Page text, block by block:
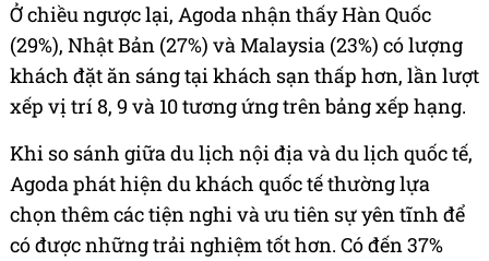
Ở chiều ngược lại, Agoda nhận thấy Hàn Quốc
(29%), Nhật Bản (27%) và Malaysia (23%) có lượng
khách đặt ăn sáng tại khách sạn thấp hơn, lần lượt
xếp vị trí 8, 9 và 10 tương ứng trên bảng xếp hạng.
Khi so sánh giữa du lịch nội địa và du lịch quốc tế,
Agoda phát hiện du khách quốc tế thường lựa
chọn thêm các tiện nghi và ưu tiên sự yên tĩnh để
có được những trải nghiệm tốt hơn. Có đến 37%